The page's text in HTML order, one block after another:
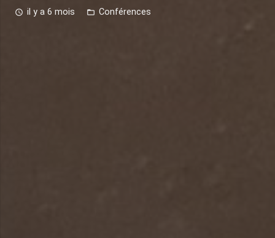
access_time il y a 6 mois folder_open Conférences